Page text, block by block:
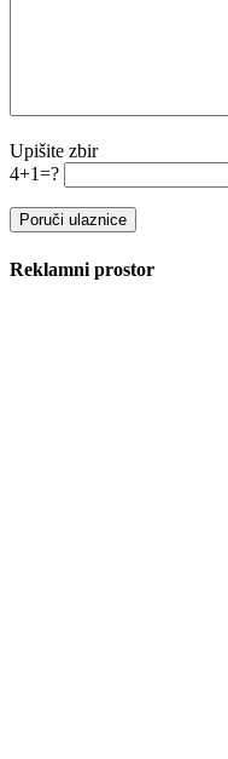
Upišite zbir
4+1=?
Reklamni prostor